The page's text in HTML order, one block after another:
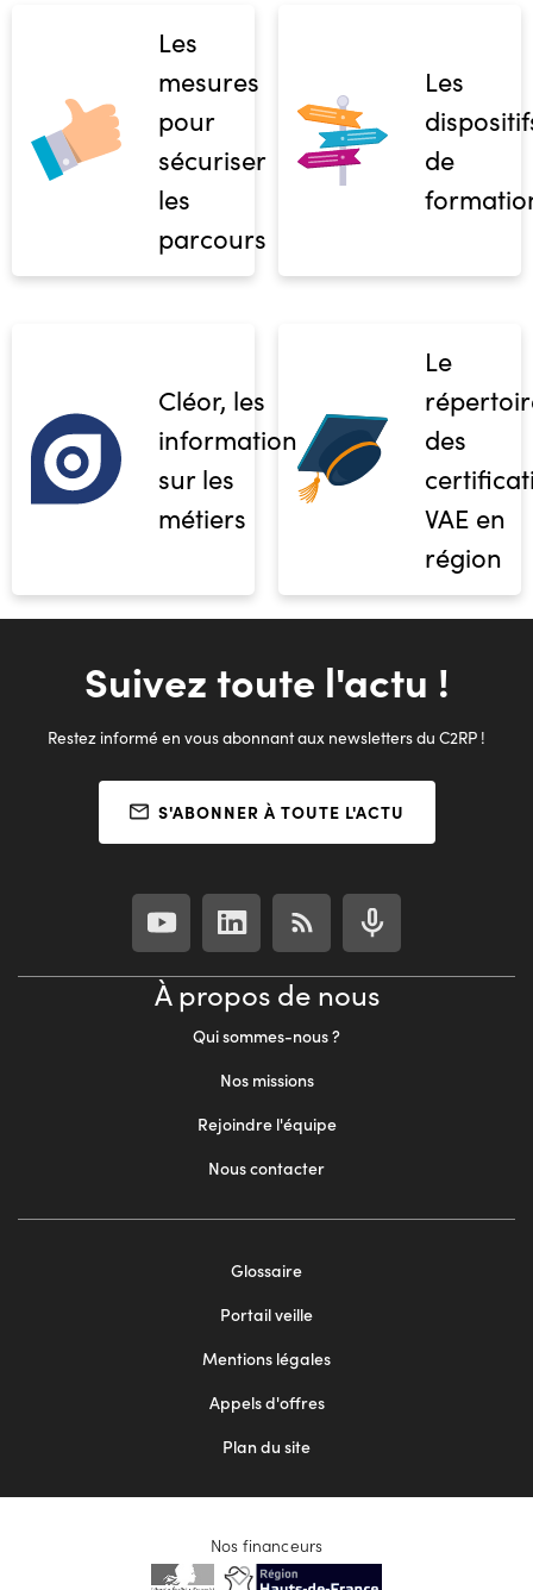
Les
mesures
pour
sécuriser
les
parcours
Les
de
Cléor, les
informations
sur les
métiers
Le
des
VAE en
région
Suivez toute l'actu !
Restez informé en vous abonnant aux newsletters du C2RP !
S'ABONNER À TOUTE L'ACTU
À propos de nous
Qui sommes-nous ?
Nos missions
Rejoindre l'équipe
Nous contacter
Glossaire
Portail veille
Mentions légales
Appels d'offres
Plan du site
Nos financeurs